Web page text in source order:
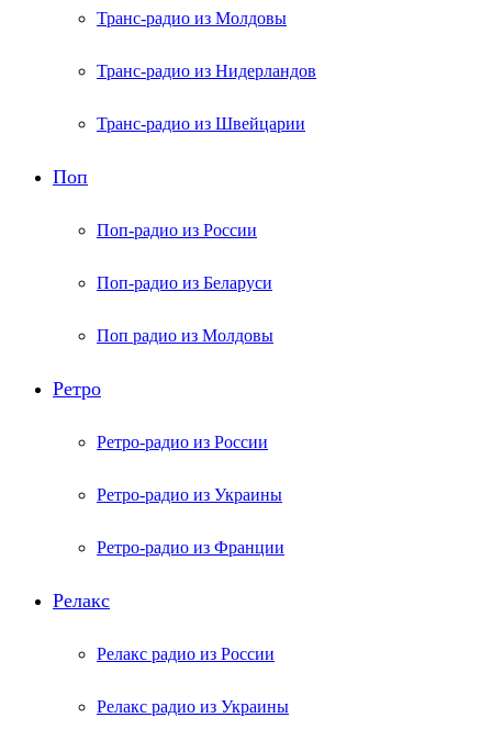
Транс-радио из Молдовы
Транс-радио из Нидерландов
Транс-радио из Швейцарии
Поп
Поп-радио из России
Поп-радио из Беларуси
Поп радио из Молдовы
Ретро
Ретро-радио из России
Ретро-радио из Украины
Ретро-радио из Франции
Релакс
Релакс радио из России
Релакс радио из Украины